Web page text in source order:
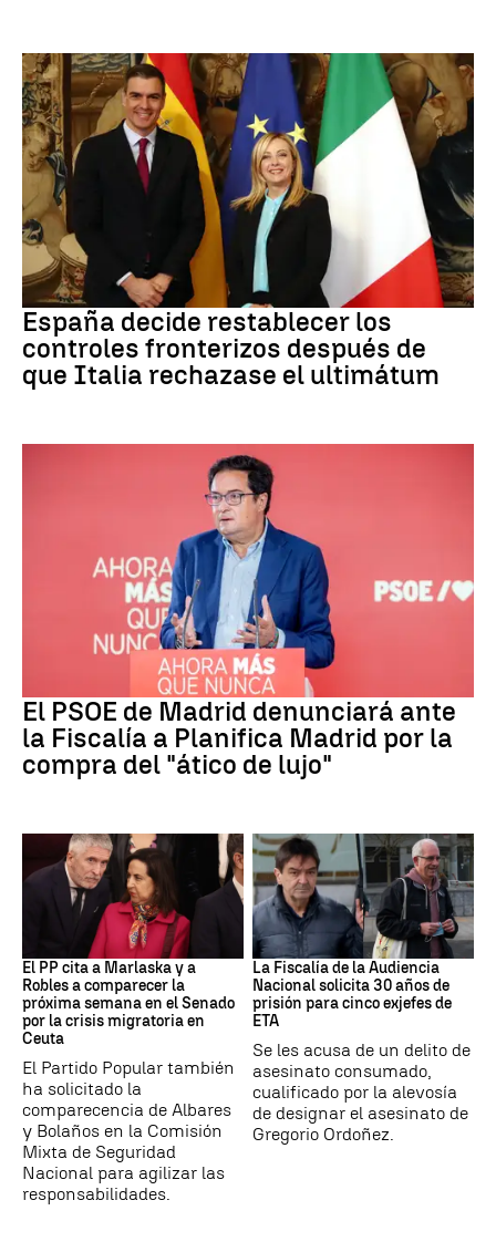
CRISIS MIGRATORIA
España decide restablecer los
controles fronterizos después de
que Italia rechazase el ultimátum
El PSOE de Madrid denunciará ante
la Fiscalía a Planifica Madrid por la
compra del "ático de lujo"
Crisis Migratoria
El PP cita a Marlaska y a
Robles a comparecer la
próxima semana en el Senado
por la crisis migratoria en
Ceuta
El Partido Popular también
ha solicitado la
comparecencia de Albares
y Bolaños en la Comisión
Mixta de Seguridad
Nacional para agilizar las
responsabilidades.
ETA
La Fiscalía de la Audiencia
Nacional solicita 30 años de
prisión para cinco exjefes de
ETA
Se les acusa de un delito de
asesinato consumado,
cualificado por la alevosía
de designar el asesinato de
Gregorio Ordoñez.